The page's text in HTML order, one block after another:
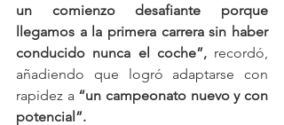
un comienzo desafiante porque
llegamos a la primera carrera sin haber
conducido nunca el coche”, recordó,
añadiendo que logró adaptarse con
rapidez a “un campeonato nuevo y con
potencial”.